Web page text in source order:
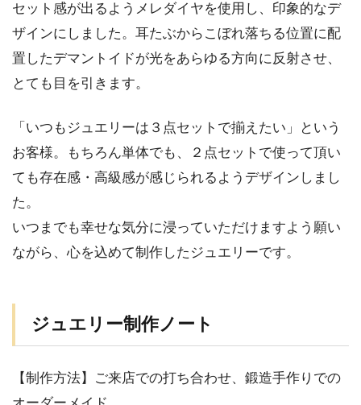
セット感が出るようメレダイヤを使用し、印象的なデ
ザインにしました。耳たぶからこぼれ落ちる位置に配
置したデマントイドが光をあらゆる方向に反射させ、
とても目を引きます。
「いつもジュエリーは３点セットで揃えたい」という
お客様。もちろん単体でも、２点セットで使って頂い
ても存在感・高級感が感じられるようデザインしまし
た。
いつまでも幸せな気分に浸っていただけますよう願い
ながら、心を込めて制作したジュエリーです。
ジュエリー制作ノート
【制作方法】ご来店での打ち合わせ、鍛造手作りでの